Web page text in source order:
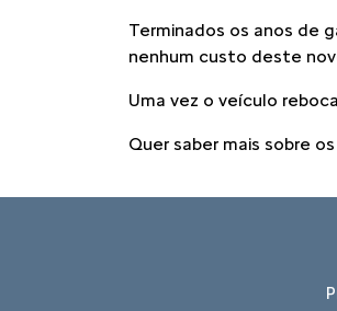
Terminados os anos de
nenhum custo deste
Uma vez o veículo
Quer saber mais sobre